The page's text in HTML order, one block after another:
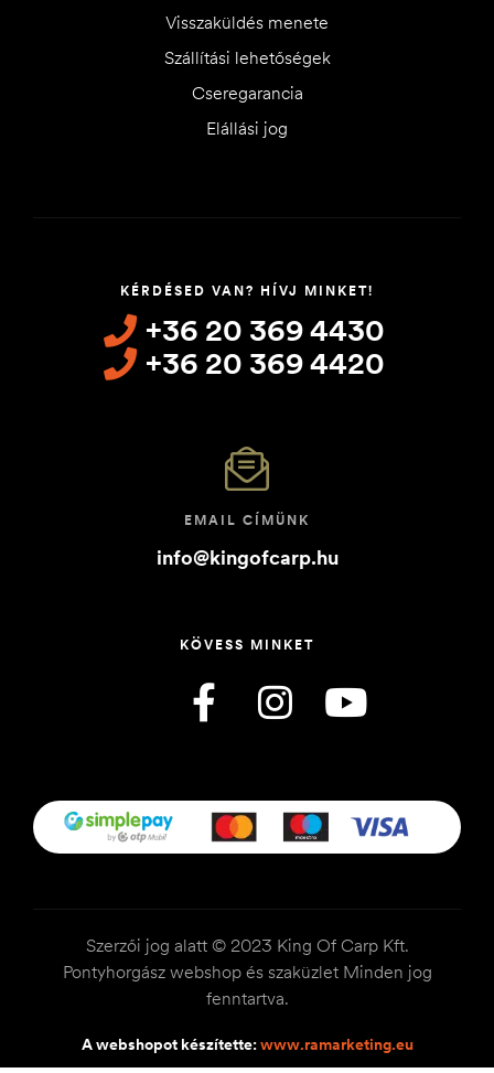
Visszaküldés menete
Szállítási lehetőségek
Cseregarancia
Elállási jog
KÉRDÉSED VAN? HÍVJ MINKET!
+36 20 369 4430
+36 20 369 4420
EMAIL CÍMÜNK
info@kingofcarp.hu
KÖVESS MINKET
Szerzői jog alatt © 2023 King Of Carp Kft.
Pontyhorgász webshop és szaküzlet Minden jog
fenntartva.
A webshopot készítette:www.ramarketing.eu